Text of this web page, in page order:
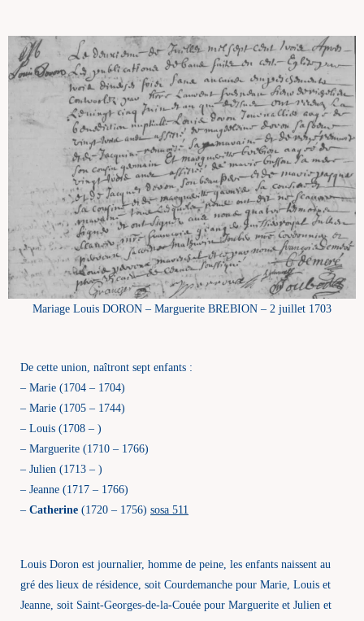
Mariage Louis DORON – Marguerite BREBION – 2 juillet 1703
De cette union, naîtront sept enfants :
– Marie (1704 – 1704)
– Marie (1705 – 1744)
– Louis (1708 – )
– Marguerite (1710 – 1766)
– Julien (1713 – )
– Jeanne (1717 – 1766)
– Catherine (1720 – 1756) sosa 511
Louis Doron est journalier, homme de peine, les enfants naissent au
gré des lieux de résidence, soit Courdemanche pour Marie, Louis et
Jeanne, soit Saint-Georges-de-la-Couée pour Marguerite et Julien et